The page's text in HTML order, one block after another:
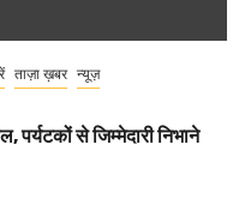
ताज़ा ख़बर न्यूज़
पर्यटकों से जिम्मेदारी निभाने